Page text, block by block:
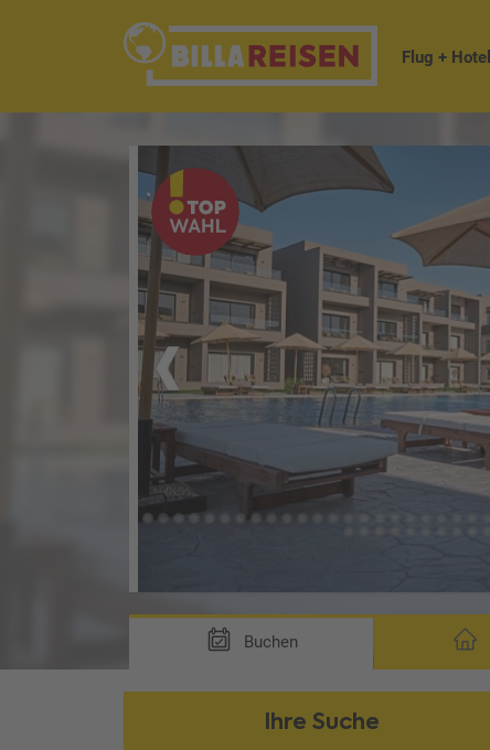
Flug + Hotel
Buchen
Ihre Suche